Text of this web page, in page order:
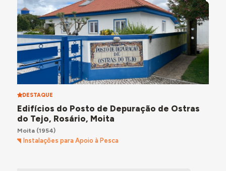
DESTAQUE
Edifícios do Posto de Depuração de Ostras
do Tejo, Rosário, Moita
Moita(1954)
Instalações para Apoio à Pesca